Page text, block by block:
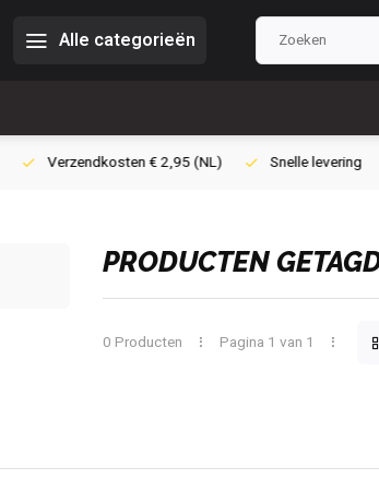
Alle categorieën
Snelle levering Veilig betalen (iDEAL WERO,
PRODUCTEN
0 Producten Pagina 1 van 1